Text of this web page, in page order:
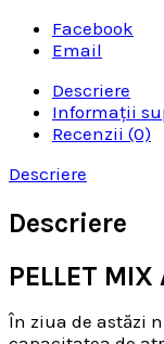
Facebook
Email
Descriere
Informații
Recenzii (0)
Descriere
Descriere
PELLET MIX
În ziua de astăzi